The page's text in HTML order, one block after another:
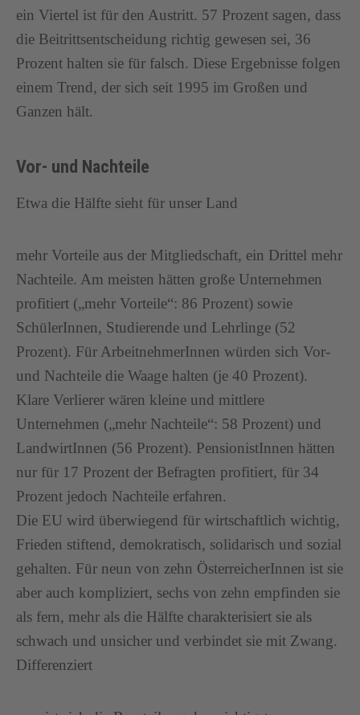
ein Viertel ist für den Austritt. 57 Prozent sagen, dass
die Beitrittsentscheidung richtig gewesen sei, 36
Prozent halten sie für falsch. Diese Ergebnisse folgen
einem Trend, der sich seit 1995 im Großen und
Ganzen hält.
Vor- und Nachteile
Etwa die Hälfte sieht für unser Land
mehr Vorteile aus der Mitgliedschaft, ein Drittel mehr
Nachteile. Am meisten hätten große Unternehmen
profitiert („mehr Vorteile“: 86 Prozent) sowie
SchülerInnen, Studierende und Lehrlinge (52
Prozent). Für ArbeitnehmerInnen würden sich Vor-
und Nachteile die Waage halten (je 40 Prozent).
Klare Verlierer wären kleine und mittlere
Unternehmen („mehr Nachteile“: 58 Prozent) und
LandwirtInnen (56 Prozent). PensionistInnen hätten
nur für 17 Prozent der Befragten profitiert, für 34
Prozent jedoch Nachteile erfahren.
Die EU wird überwiegend für wirtschaftlich wichtig,
Frieden stiftend, demokratisch, solidarisch und sozial
gehalten. Für neun von zehn ÖsterreicherInnen ist sie
aber auch kompliziert, sechs von zehn empfinden sie
als fern, mehr als die Hälfte charakterisiert sie als
schwach und unsicher und verbindet sie mit Zwang.
Differenziert